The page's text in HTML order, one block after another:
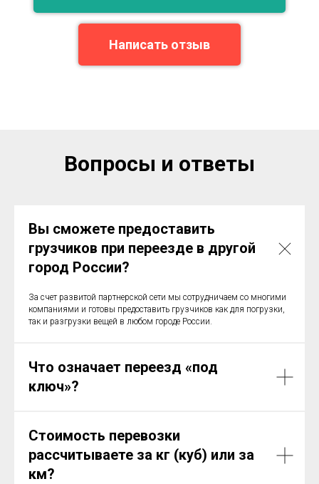
Написать отзыв
Вопросы и ответы
Вы сможете предоставить
грузчиков при переезде в другой
город России?
За счет развитой партнерской сети мы сотрудничаем со многими
компаниями и готовы предоставить грузчиков как для погрузки,
так и разгрузки вещей в любом городе России.
Что означает переезд «под
ключ»?
Стоимость перевозки
рассчитываете за кг (куб) или за
км?